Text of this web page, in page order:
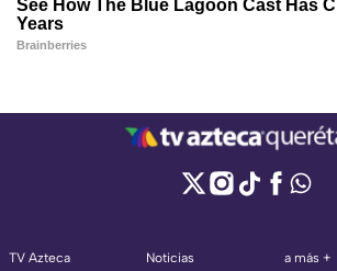
TV Azteca
Noticias
a más +